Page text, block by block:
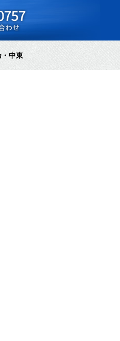
・中東